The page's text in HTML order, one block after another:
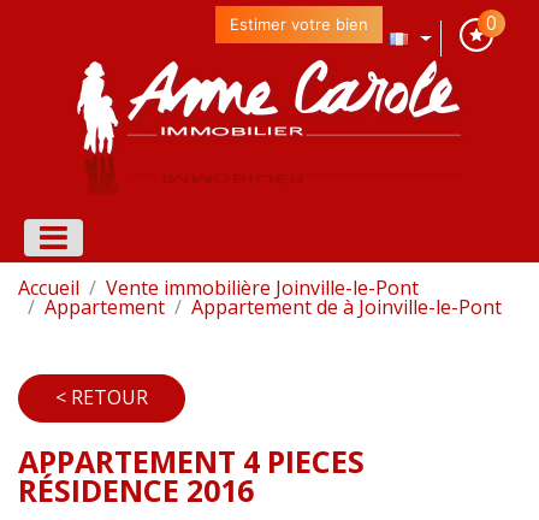
0
Estimer votre bien
Accueil Vente immobilière Joinville-le-Pont
Appartement Appartement de à Joinville-le-Pont
< RETOUR
APPARTEMENT 4 PIECES
RÉSIDENCE 2016